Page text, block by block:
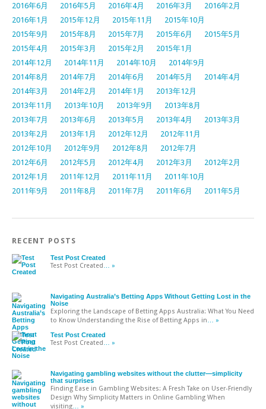
2016年6月
2016年5月 2016年4月 2016年3月
2016年2月
2016年1月
2015年12月 2015年11月
2015年10月
2015年9月
2015年8月 2015年7月 2015年6月
2015年5月
2015年4月
2015年3月 2015年2月
2015年1月
2014年12月
2014年11月 2014年10月
2014年9月
2014年8月
2014年7月 2014年6月 2014年5月
2014年4月
2014年3月
2014年2月 2014年1月
2013年12月
2013年11月
2013年10月 2013年9月
2013年8月
2013年7月
2013年6月 2013年5月 2013年4月
2013年3月
2013年2月
2013年1月 2012年12月
2012年11月
2012年10月
2012年9月 2012年8月
2012年7月
2012年6月
2012年5月 2012年4月 2012年3月
2012年2月
2012年1月
2011年12月 2011年11月
2011年10月
2011年9月
2011年8月 2011年7月 2011年6月 2011年5月
RECENT POSTS
Test Post Created
Test Post Created … »
Navigating Australia’s Betting Apps Without Getting Lost in the
Noise
Exploring the Landscape of Betting Apps Australia: What You Need
to Know Understanding the Rise of Betting Apps in … »
Test Post Created
Test Post Created … »
Navigating gambling websites without the clutter—simplicity
that surprises
Finding Ease in Gambling Websites: A Fresh Take on User-Friendly
Design Why Simplicity Matters in Online Gambling When
visiting … »